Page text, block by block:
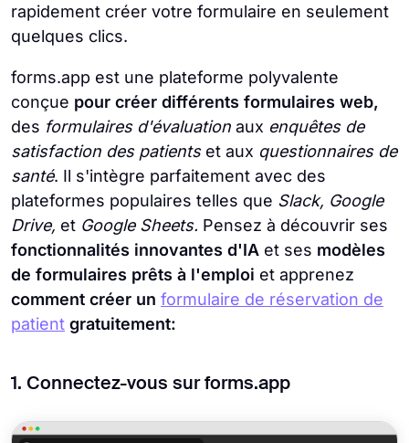
rapidement créer votre formulaire en seulement
quelques clics.
forms.app est une plateforme polyvalente
conçue pour créer différents formulaires web,
des formulaires d'évaluation aux enquêtes de
satisfaction des patientset aux questionnaires de
santé. Il s'intègre parfaitement avec des
plateformes populaires telles que Slack, Google
Drive, et Google Sheets. Pensez à découvrir ses
fonctionnalités innovantes d'IA et ses modèles
de formulaires prêts à l'emploi et apprenez
comment créer un formulaire de réservation de
patient gratuitement:
1. Connectez-vous sur forms.app